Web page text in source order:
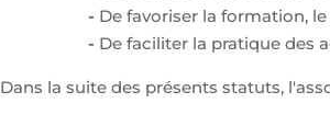
- De favoriser la formation,
- De faciliter la pratique des
Dans la suite des présents statuts,